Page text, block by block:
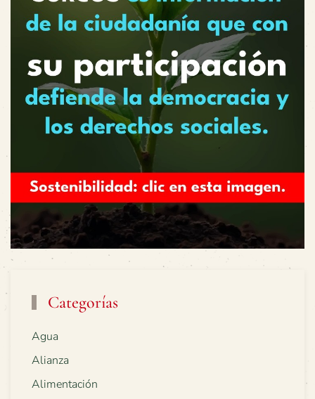
Categorías
Agua
Alianza
Alimentación